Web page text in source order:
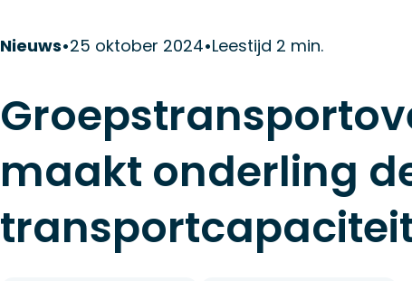
Nieuws•25 oktober 2024•Leestijd 2 min.
maakt onderling